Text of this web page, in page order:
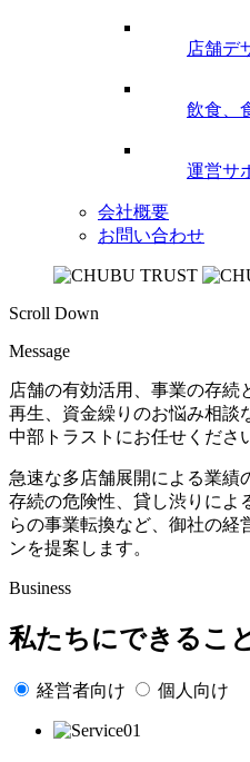
店舗デ
飲食、
運営サ
会社概要
お問い合わせ
Scroll Down
Message
店舗の有効活用、事業の存続
再生、資金繰りのお悩み相談
中部トラストにお任せくださ
急速な多店舗展開による業績
存続の危険性、貸し渋りによ
らの事業転換など、御社の経
ンを提案します。
Business
私たちにできるこ
経営者向け 個人向け